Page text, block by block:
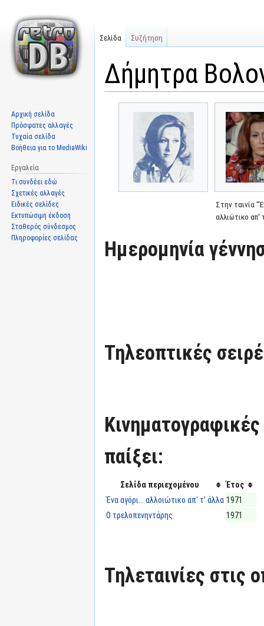
Δήμητρα
Στην ταινία
αλλιώτικο απ'
Ημερομηνία
Τηλεοπτικές
Κινηματογραφικές
παίξει:
Σελίδα περιεχομένου
Έτος
Ένα αγόρι... αλλοιώτικο απ' τ' άλλα 1971
Ο τρελοπενηντάρης
1971
Τηλεταινίες στις
Σελίδα Συζήτηση
Αρχική σελίδα
Πρόσφατες αλλαγές
Τυχαία σελίδα
Βοήθεια για το MediaWiki
Εργαλεία
Τι συνδέει εδώ
Σχετικές αλλαγές
Ειδικές σελίδες
Εκτυπώσιμη έκδοση
Σταθερός σύνδεσμος
Πληροφορίες σελίδας